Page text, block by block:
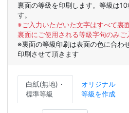
裏面の等級を印刷します。等級は
す。
※ご入力いただいた文字はすべて裏
裏面にご使用される等級字句のみご
※裏面の等級印刷は表面の色に合わ
印刷させて頂きます
白紙(無地)・
標準等級
オリジナル
等級を作成